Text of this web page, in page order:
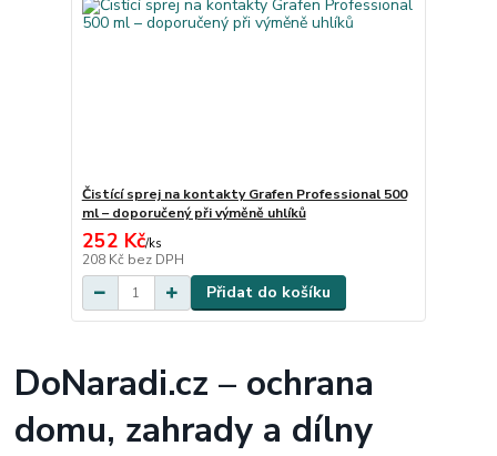
Čistící sprej na kontakty Grafen Professional 500
ml – doporučený při výměně uhlíků
252 Kč/ks
208 Kč bez DPH
Přidat do košíku
DoNaradi.cz – ochrana
domu, zahrady a dílny